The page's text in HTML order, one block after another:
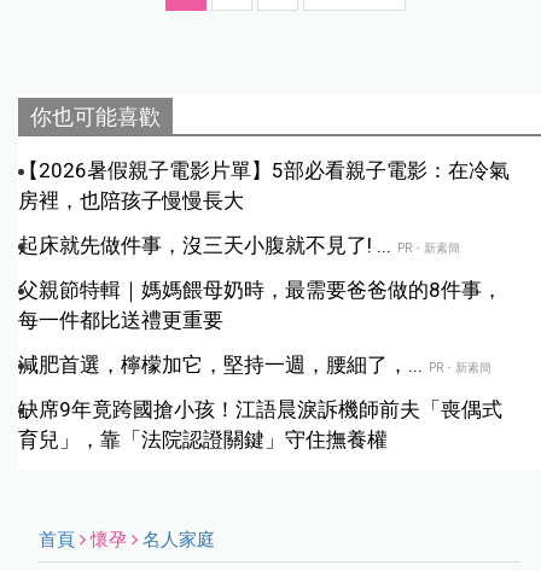
你也可能喜歡
【2026暑假親子電影片單】5部必看親子電影：在冷氣
房裡，也陪孩子慢慢長大
起床就先做件事，沒三天小腹就不見了! ...
PR・新素簡
父親節特輯｜媽媽餵母奶時，最需要爸爸做的8件事，
每一件都比送禮更重要
減肥首選，檸檬加它，堅持一週，腰細了，...
PR・新素簡
缺席9年竟跨國搶小孩！江語晨淚訴機師前夫「喪偶式
育兒」，靠「法院認證關鍵」守住撫養權
首頁 懷孕 名人家庭